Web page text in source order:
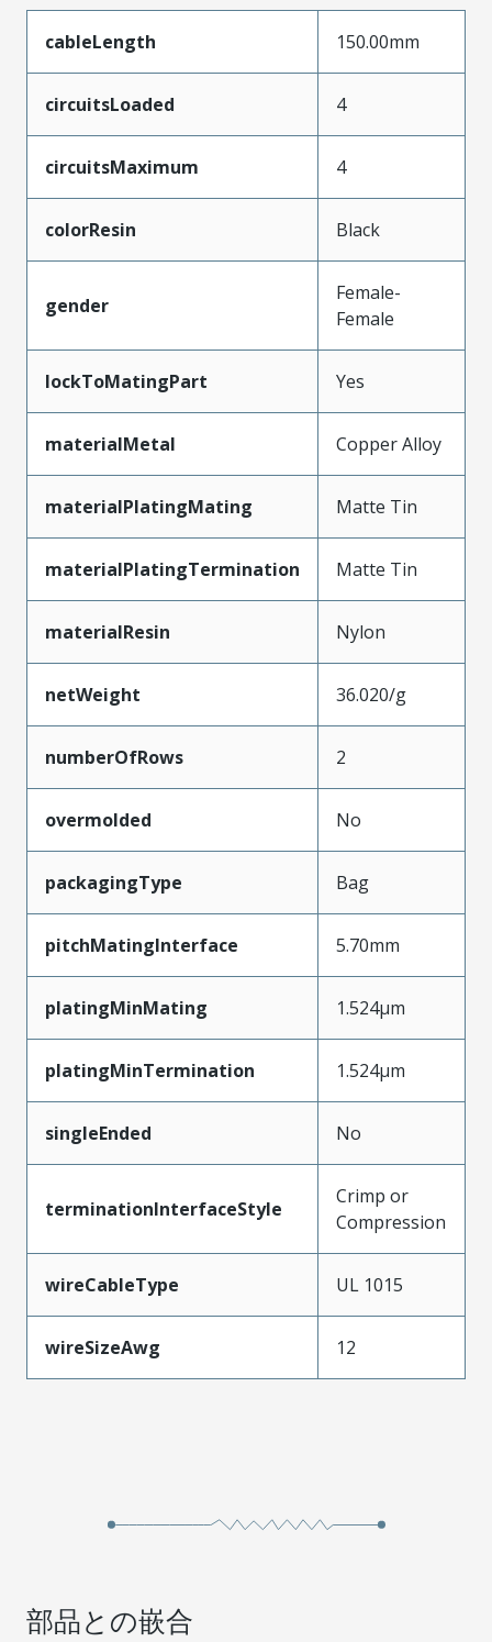
cableLength 150.00mm
circuitsLoaded 4
circuitsMaximum 4
colorResin Black
gender
Female-
Female
lockToMatingPart Yes
materialMetal Copper Alloy
materialPlatingMating Matte Tin
materialPlatingTermination Matte Tin
materialResin Nylon
netWeight 36.020/g
numberOfRows 2
overmolded No
packagingType Bag
pitchMatingInterface 5.70mm
platingMinMating 1.524µm
platingMinTermination 1.524µm
singleEnded No
terminationInterfaceStyle
Crimp or
Compression
wireCableType UL 1015
wireSizeAwg 12
部品との嵌合